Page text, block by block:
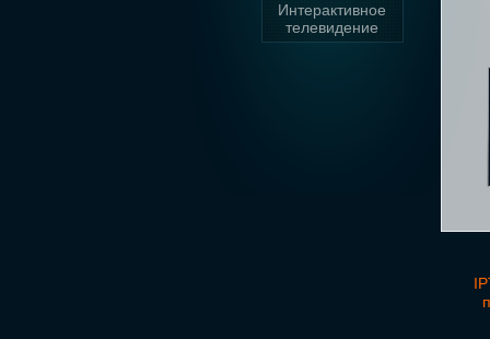
Интерактивное
телевидение